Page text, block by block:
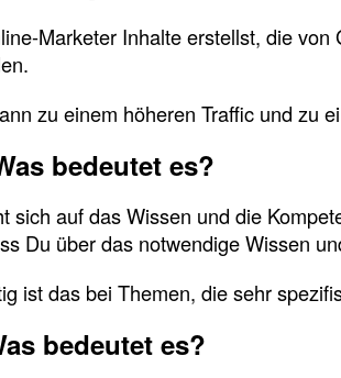
Marketer Inhalte erstellst, die
zu einem höheren Traffic und zu
bedeutet es?
sich auf das Wissen und die
Du über das notwendige Wissen
ist das bei Themen, die sehr
bedeutet es?